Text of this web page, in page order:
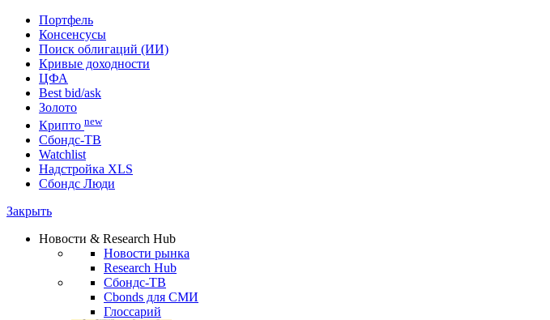
Портфель
Консенсусы
Поиск облигаций (ИИ)
Кривые доходности
ЦФА
Best bid/ask
Золото
Крипто new
Сбондс-ТВ
Watchlist
Надстройка XLS
Сбондс Люди
Закрыть
Новости & Research Hub
Новости рынка
Research Hub
Сбондс-ТВ
Cbonds для СМИ
Глоссарий